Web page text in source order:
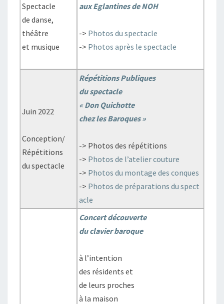
Spectacle
de danse,
théâtre
et musique
aux Eglantines de NOH
-> Photos du spectacle
-> Photos après le spectacle
Juin 2022
Conception/
Répétitions
du spectacle
Répétitions Publiques
du spectacle
« Don Quichotte
chez les Baroques »
-> Photos des répétitions
-> Photos de l’atelier couture
-> Photos du montage des conques
-> Photos de préparations du spect
acle
Concert découverte
du clavier baroque
à l’intention
des résidents et
de leurs proches
à la maison